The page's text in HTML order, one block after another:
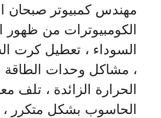
مهندس كمبيوتر صبحان
الكومبيوترات من ظهور
السوداء ، تعطيل كرت
، مشاكل وحدات الطاقة
الحرارة الزائدة ، تلف
الحاسوب بشكل متكرر ،